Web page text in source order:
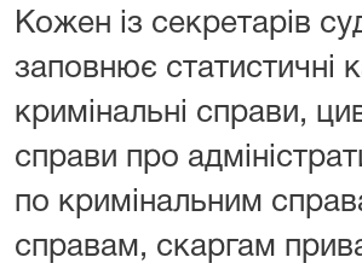
Кожен із секретарів
заповнює статистичні
кримінальні справи,
справи про
по кримінальним
справам, скаргам